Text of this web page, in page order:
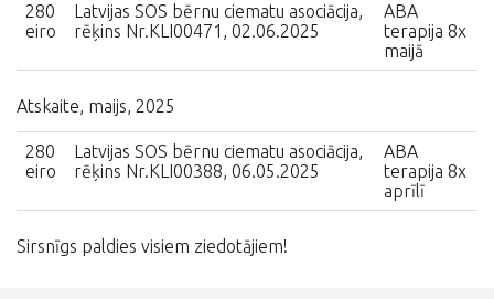
280
eiro
Latvijas SOS bērnu ciematu asociācija,
rēķins Nr.KLI00471, 02.06.2025
ABA
terapija 8x
maijā
Atskaite, maijs, 2025
280
eiro
Latvijas SOS bērnu ciematu asociācija,
rēķins Nr.KLI00388, 06.05.2025
ABA
terapija 8x
aprīlī
Sirsnīgs paldies visiem ziedotājiem!